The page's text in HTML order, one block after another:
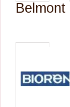
Belmont